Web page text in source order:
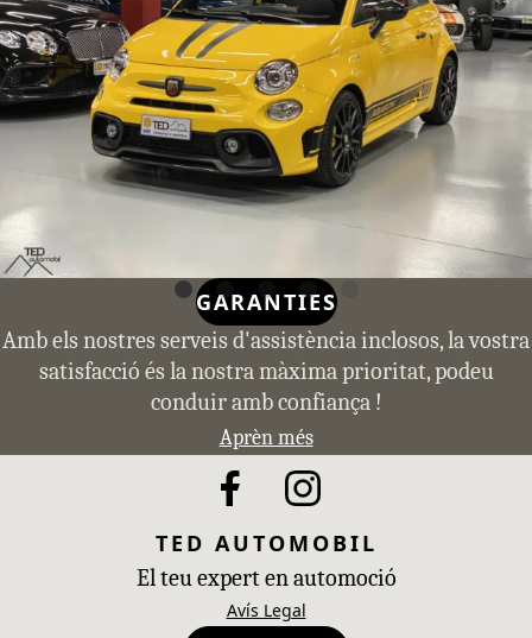
GARANTIES
Amb els nostres serveis d'assistència inclosos, la vostra
satisfacció és la nostra màxima prioritat, podeu
conduir amb confiança !
Aprèn més
TED AUTOMOBIL
El teu expert en automoció
Avís Legal